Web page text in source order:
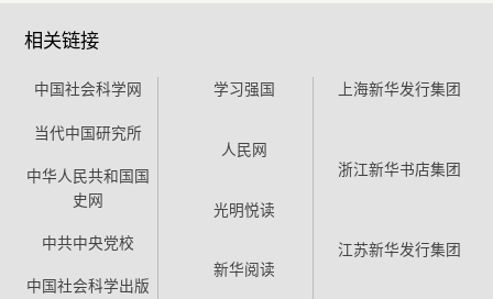
相关链接
中国社会科学网
当代中国研究所
中华人民共和国国
史网
中共中央党校
中国社会科学出版
学习强国
人民网
光明悦读
新华阅读
上海新华发行集团
浙江新华书店集团
江苏新华发行集团